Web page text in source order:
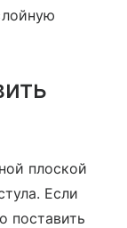
плоской
Если
поставить